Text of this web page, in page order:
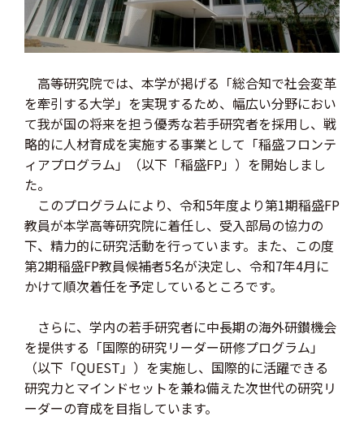
高等研究院では、本学が掲げる「総合知で社会変革
を牽引する大学」を実現するため、幅広い分野におい
て我が国の将来を担う優秀な若手研究者を採用し、戦
略的に人材育成を実施する事業として「稲盛フロンテ
ィアプログラム」（以下「稲盛FP」）を開始しまし
た。
このプログラムにより、令和5年度より第1期稲盛FP
教員が本学高等研究院に着任し、受入部局の協力の
下、精力的に研究活動を行っています。また、この度
第2期稲盛FP教員候補者5名が決定し、令和7年4月に
かけて順次着任を予定しているところです。
さらに、学内の若手研究者に中長期の海外研鑚機会
を提供する「国際的研究リーダー研修プログラム」
（以下「QUEST」）を実施し、国際的に活躍できる
研究力とマインドセットを兼ね備えた次世代の研究リ
ーダーの育成を目指しています。